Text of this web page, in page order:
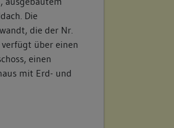
Die
die der Nr.
verfügt über einen
einen
mit Erd- und